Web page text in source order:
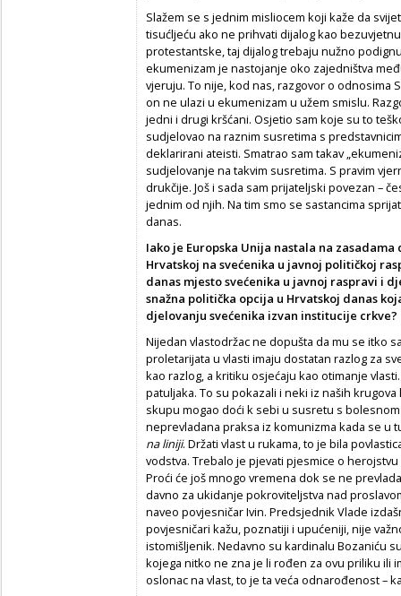
Slažem se s jednim misliocem koji kaže da
tisućljeću ako ne prihvati dijalog kao
protestantske, taj dijalog trebaju nužno
ekumenizam je nastojanje oko zajedništva
vjeruju. To nije, kod nas, razgovor o odnosima
on ne ulazi u ekumenizam u užem smislu.
jedni i drugi kršćani. Osjetio sam koje su to
sudjelovao na raznim susretima s
deklarirani ateisti. Smatrao sam takav
sudjelovanje na takvim susretima. S pravim
drukčije. Još i sada sam prijateljski povezan –
jednim od njih. Na tim smo se sastancima
danas.
Iako je Europska Unija nastala na
Hrvatskoj na svećenika u javnoj političkoj
danas mjesto svećenika u javnoj raspravi i
snažna politička opcija u Hrvatskoj danas
djelovanju svećenika izvan institucije crkve?
Nijedan vlastodržac ne dopušta da mu se itko
proletarijata u vlasti imaju dostatan razlog za
kao razlog, a kritiku osjećaju kao otimanje
patuljaka. To su pokazali i neki iz naših
skupu mogao doći k sebi u susretu s
neprevladana praksa iz komunizma kada se u
na liniji. Držati vlast u rukama, to je bila
vodstva. Trebalo je pjevati pjesmice o
Proći će još mnogo vremena dok se ne
davno za ukidanje pokroviteljstva nad
naveo povjesničar Ivin. Predsjednik Vlade
povjesničari kažu, poznatiji i upućeniji, nije
istomišljenik. Nedavno su kardinalu Bozaniću
kojega nitko ne zna je li rođen za ovu priliku ili
oslonac na vlast, to je ta veća odnarođenost –